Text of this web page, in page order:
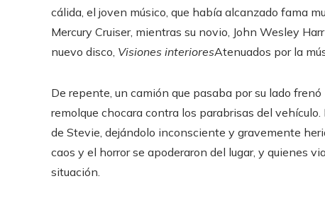
cálida, el joven músico, que había alcanzado fama
Mercury Cruiser, mientras su novio, John Wesley
nuevo disco, Visiones interioresAtenuados por la
De repente, un camión que pasaba por su lado
remolque chocara contra los parabrisas del
de Stevie, dejándolo inconsciente y gravemente
caos y el horror se apoderaron del lugar, y quienes
situación.